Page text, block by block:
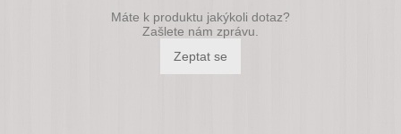
Máte k produktu jakýkoli dotaz?
Zašlete nám zprávu.